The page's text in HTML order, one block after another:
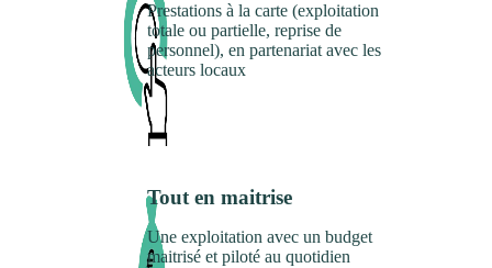
Prestations à la carte (exploitation
totale ou partielle, reprise de
personnel), en partenariat avec les
acteurs locaux
Tout en maitrise
Une exploitation avec un budget
maitrisé et piloté au quotidien